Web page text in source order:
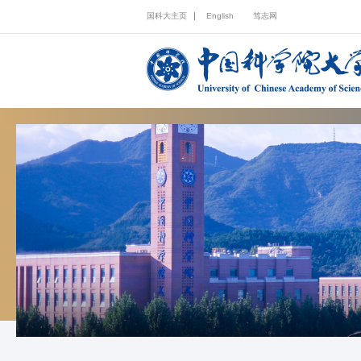
国科大主页 English 笃志网